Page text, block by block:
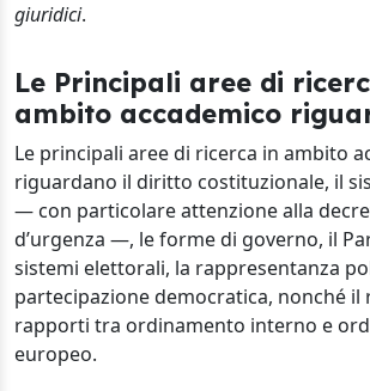
giuridici.
Le Principali aree di
ambito accademico
Le principali aree di ricerca in ambito
riguardano il diritto costituzionale, il
— con particolare attenzione alla
d’urgenza —, le forme di governo, il
sistemi elettorali, la rappresentanza
partecipazione democratica, nonché il
rapporti tra ordinamento interno e
europeo.